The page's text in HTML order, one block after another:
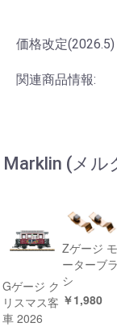
価格改定(2026.5)
関連商品情報:
Marklin (メル
Gゲージ ク
リスマス客
車 2026
Zゲージ モ
ーターブラ
シ
￥1,980